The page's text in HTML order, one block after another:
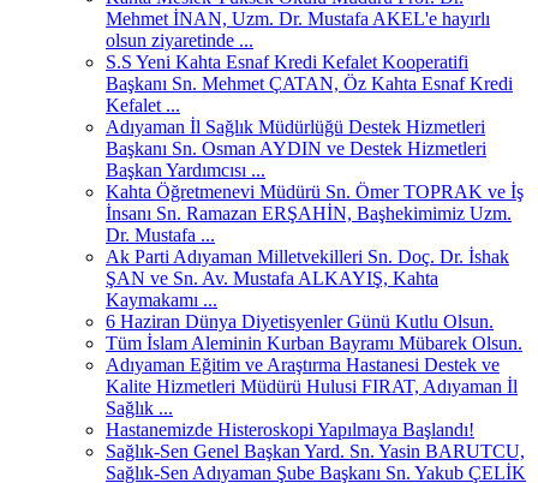
Mehmet İNAN, Uzm. Dr. Mustafa AKEL'e hayırlı
olsun ziyaretinde ...
S.S Yeni Kahta Esnaf Kredi Kefalet Kooperatifi
Başkanı Sn. Mehmet ÇATAN, Öz Kahta Esnaf Kredi
Kefalet ...
Adıyaman İl Sağlık Müdürlüğü Destek Hizmetleri
Başkanı Sn. Osman AYDIN ve Destek Hizmetleri
Başkan Yardımcısı ...
Kahta Öğretmenevi Müdürü Sn. Ömer TOPRAK ve İş
İnsanı Sn. Ramazan ERŞAHİN, Başhekimimiz Uzm.
Dr. Mustafa ...
Ak Parti Adıyaman Milletvekilleri Sn. Doç. Dr. İshak
ŞAN ve Sn. Av. Mustafa ALKAYIŞ, Kahta
Kaymakamı ...
6 Haziran Dünya Diyetisyenler Günü Kutlu Olsun.
Tüm İslam Aleminin Kurban Bayramı Mübarek Olsun.
Adıyaman Eğitim ve Araştırma Hastanesi Destek ve
Kalite Hizmetleri Müdürü Hulusi FIRAT, Adıyaman İl
Sağlık ...
Hastanemizde Histeroskopi Yapılmaya Başlandı!
Sağlık-Sen Genel Başkan Yard. Sn. Yasin BARUTCU,
Sağlık-Sen Adıyaman Şube Başkanı Sn. Yakub ÇELİK